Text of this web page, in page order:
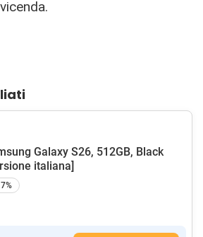
Galaxy S26, 512GB, Black
italiana]